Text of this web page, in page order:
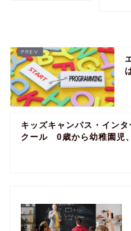
キッズキャンパス・イン
クール 0歳から幼稚園児